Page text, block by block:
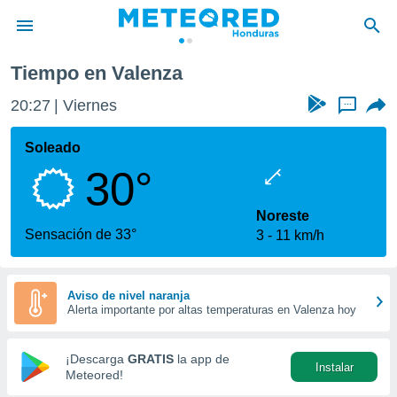
de
ha sido
calidad.
a este
las
y
forma
digital
basada
Tiempo en Valenza
20:27 Viernes ...
Soleado
30°
Sensación de 33°
Noreste
3
11 km/h
Aviso de nivel naranja
Alerta importante por altas temperaturas en Valenza hoy
¡Descarga GRATIS la app de
Meteored!
Instalar